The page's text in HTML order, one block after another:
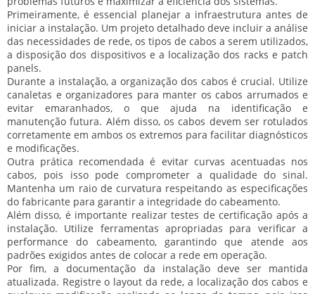
Primeiramente, é essencial planejar a infraestrutura antes de
iniciar a instalação. Um projeto detalhado deve incluir a análise
das necessidades de rede, os tipos de cabos a serem utilizados,
a disposição dos dispositivos e a localização dos racks e patch
panels.
Durante a instalação, aorganização dos cabos é crucial. Utilize
canaletas e organizadores para manter os cabos arrumados e
evitar emaranhados, o que ajuda na identificação e
manutenção futura. Além disso, os cabos devem ser rotulados
corretamente em ambos os extremos para facilitar diagnósticos
e modificações.
Outra prática recomendada é evitar curvas acentuadas nos
cabos, pois isso pode comprometer a qualidade do sinal.
Mantenha um raio de curvatura respeitando as especificações
do fabricante para garantir a integridade do cabeamento.
Além disso, é importante realizar testes de certificação após a
instalação. Utilize ferramentas apropriadas para verificar a
performance do cabeamento, garantindo que atende aos
padrões exigidos antes de colocar a rede em operação.
Por fim, adocumentação da instalaçãodeve ser mantida
atualizada. Registre o layout da rede, a localização dos cabos e